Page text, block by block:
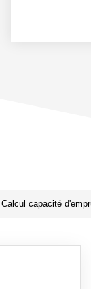
Calcul capacité